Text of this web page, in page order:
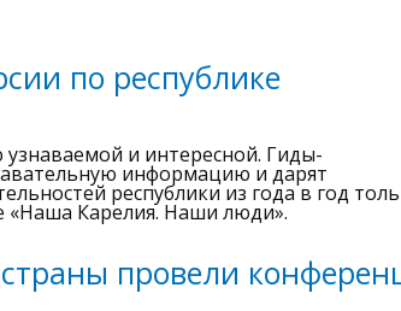
по республике
и интересной. Гиды-
информацию и дарят
республики из года в год
«Наша Карелия. Наши люди».
провели